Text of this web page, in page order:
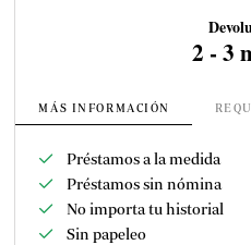
2 - 3
MÁS INFORMACIÓN
Préstamos a la medida
Préstamos sin nómina
No importa tu historial
Sin papeleo